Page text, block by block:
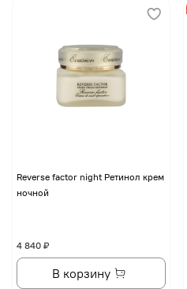
Reverse factor night Ретинол крем
ночной
4 840 ₽
В корзину